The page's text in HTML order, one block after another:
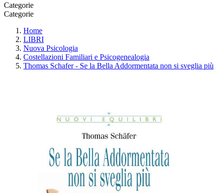
Categorie
Categorie
Home
LIBRI
Nuova Psicologia
Costellazioni Familiari e Psicogenealogia
Thomas Schafer - Se la Bella Addormentata non si sveglia più